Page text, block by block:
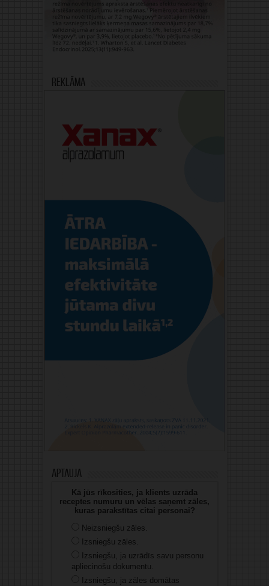
Reklāma
Aptauja
Kā jūs rīkosities, ja klients uzrāda
receptes numuru un vēlas saņemt zāles,
kuras parakstītas citai personai?
Neizsniegšu zāles.
Izsniegšu zāles.
Izsniegšu, ja uzrādīs savu personu
apliecinošu dokumentu.
Izsniegšu, ja zāles domātas